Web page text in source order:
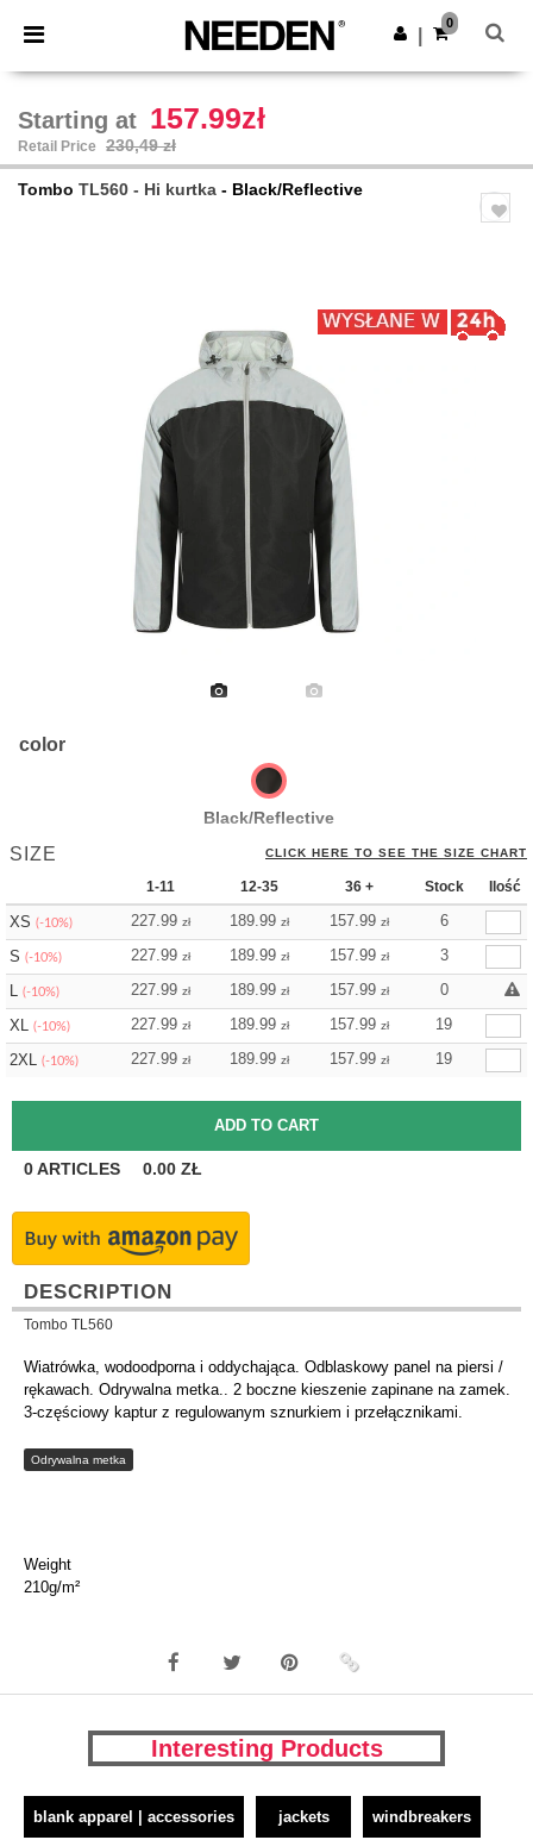
× Aplikacja Needen
Lepsze ceny w aplikacji!
Pobierz app
0
Starting at 157.99zł
Retail Price 230,49 zł
Tombo TL560 - Hi kurtka - Black/Reflective
color
Black/Reflective
SIZE CLICK HERE TO SEE THE SIZE CHART
1-11 12-35 36 + Stock Ilość
XS (-10%) 227.99 zł 189.99 zł 157.99 zł
6
S (-10%) 227.99 zł 189.99 zł 157.99 zł
3
L (-10%) 227.99 zł 189.99 zł 157.99 zł
0
XL (-10%) 227.99 zł 189.99 zł 157.99 zł
19
2XL (-10%) 227.99 zł 189.99 zł 157.99 zł 19
0ARTICLES 0.00 ZŁ
DESCRIPTION
Tombo TL560
Wiatrówka, wodoodporna i oddychająca. Odblaskowy panel na piersi /
rękawach. Odrywalna metka.. 2 boczne kieszenie zapinane na zamek.
3-częściowy kaptur z regulowanym sznurkiem i przełącznikami.
Odrywalna metka
Weight
210g/m²
Interesting Products
blank apparel | accessories jackets windbreakers